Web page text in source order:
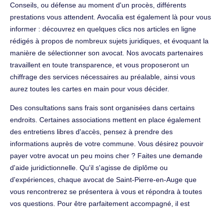
Conseils, ou défense au moment d'un procès, différents
prestations vous attendent. Avocalia est également là pour vous
informer : découvrez en quelques clics nos articles en ligne
rédigés à propos de nombreux sujets juridiques, et évoquant la
manière de sélectionner son avocat. Nos avocats partenaires
travaillent en toute transparence, et vous proposeront un
chiffrage des services nécessaires au préalable, ainsi vous
aurez toutes les cartes en main pour vous décider.
Des consultations sans frais sont organisées dans certains
endroits. Certaines associations mettent en place également
des entretiens libres d'accès, pensez à prendre des
informations auprès de votre commune. Vous désirez pouvoir
payer votre avocat un peu moins cher ? Faites une demande
d'aide juridictionnelle. Qu'il s'agisse de diplôme ou
d'expériences, chaque avocat de Saint-Pierre-en-Auge que
vous rencontrerez se présentera à vous et répondra à toutes
vos questions. Pour être parfaitement accompagné, il est